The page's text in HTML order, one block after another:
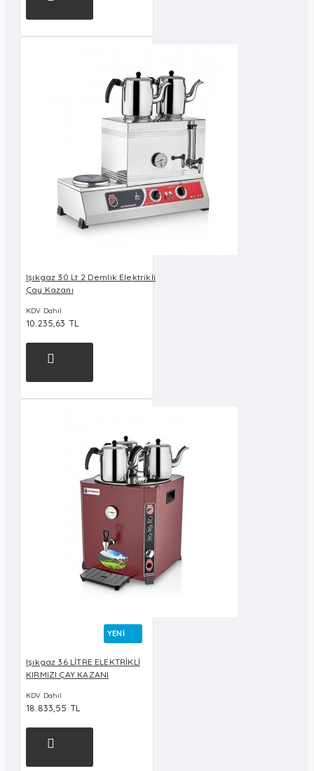
Işıkgaz 30 Lt 2 Demlik Elektrikli
Çay Kazanı
KDV Dahil
10.235,63 TL
YENI
Işıkgaz 36 LİTRE ELEKTRİKLİ
KIRMIZI ÇAY KAZANI
KDV Dahil
18.833,55 TL